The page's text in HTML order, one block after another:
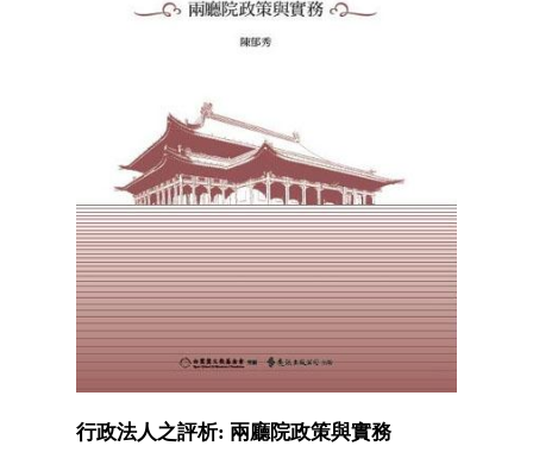
行政法人之評析: 兩廳院政策與實務